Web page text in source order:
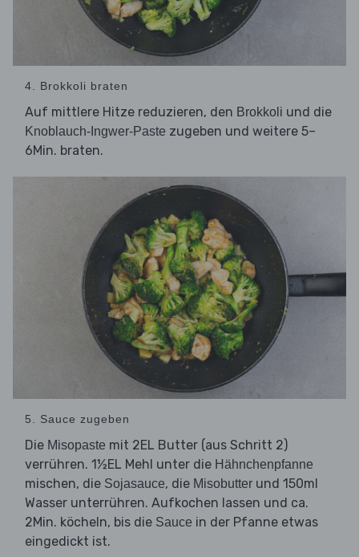
4. Brokkoli braten
Auf mittlere Hitze reduzieren, den Brokkoli und die
Knoblauch-Ingwer-Paste zugeben und weitere 5–
6Min. braten.
5. Sauce zugeben
Die Misopaste mit 2EL Butter (aus Schritt 2)
verrühren. 1½EL Mehl unter die Hähnchenpfanne
mischen, die Sojasauce, die Misobutter und 150ml
Wasser unterrühren. Aufkochen lassen und ca.
2Min. köcheln, bis die Sauce in der Pfanne etwas
eingedickt ist.